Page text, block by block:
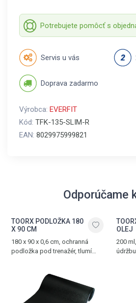
Potrebujete pomôcť s
Servis u vás
Doprava zadarmo
Výrobca: EVERFIT
Kód: TFK-135-SLIM-R
EAN: 8029975999821
Odporúčame
TOORX PODLOŽKA 180
X 90 CM
180 x 90 x 0,6 cm, ochranná
podložka pod trenažér, tlumí
OLEJ
200